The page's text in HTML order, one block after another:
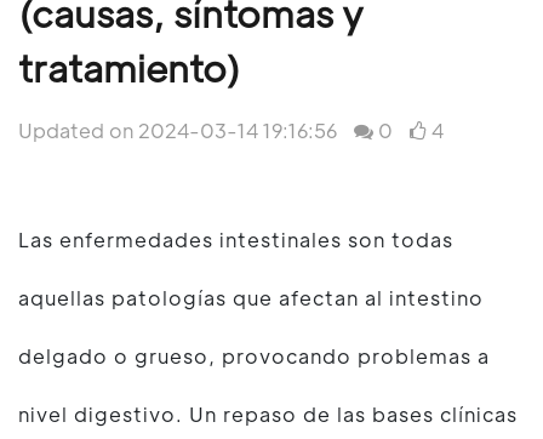
(causas, síntomas y
tratamiento)
Updated on 2024-03-14 19:16:56 0 4
Las enfermedades intestinales son todas
aquellas patologías que afectan al intestino
delgado o grueso, provocando problemas a
nivel digestivo. Un repaso de las bases clínicas